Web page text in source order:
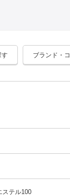
ブランド・
ステル100